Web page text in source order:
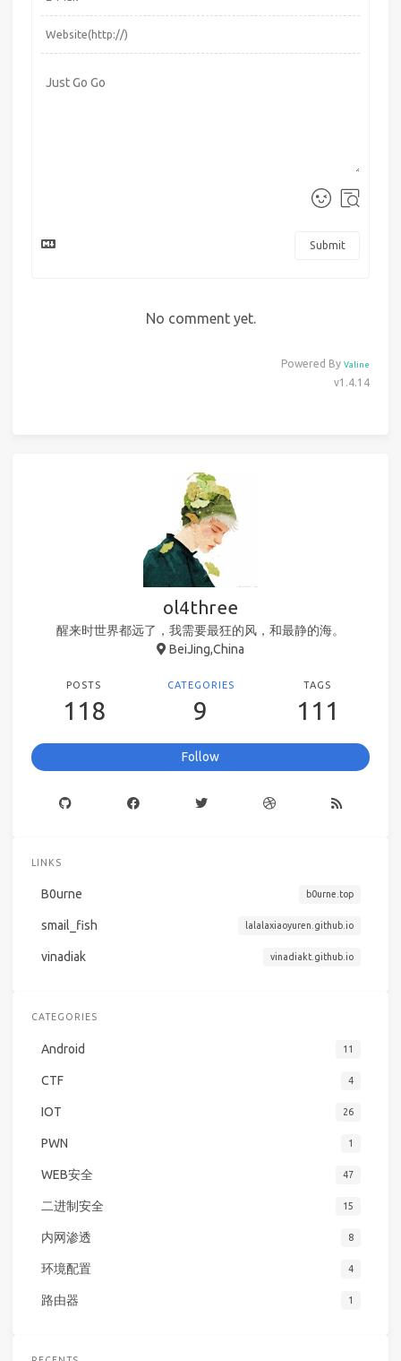
Submit
No comment yet.
Powered By Valine
v1.4.14
ol4three
醒来时世界都远了，我需要最狂的风，和最静的海。
BeiJing,China
POSTS
118
CATEGORIES
9
TAGS
111
Follow
LINKS
B0urne b0urne.top
smail_fish lalalaxiaoyuren.github.io
vinadiak vinadiakt.github.io
CATEGORIES
Android 11
CTF 4
IOT 26
PWN 1
WEB安全 47
二进制安全 15
内网渗透 8
环境配置 4
路由器 1